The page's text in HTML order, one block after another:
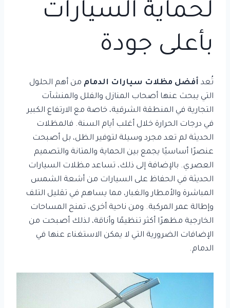
لحماية السيارات
بأعلى جودة
تُعد أفضل مظلات سيارات الدمام من أهم الحلول
التي يبحث عنها أصحاب المنازل والفلل والمنشآت
التجارية في المنطقة الشرقية، خاصة مع الارتفاع الكبير
في درجات الحرارة خلال أغلب أيام السنة. فالمظلات
الحديثة لم تعد مجرد وسيلة لتوفير الظل، بل أصبحت
عنصرًا أساسيًا يجمع بين الحماية والمتانة والتصميم
العصري. بالإضافة إلى ذلك، تساعد مظلات السيارات
الحديثة في الحفاظ على السيارات من أشعة الشمس
المباشرة والأمطار والغبار، مما يساهم في تقليل التلف
وإطالة عمر المركبة. ومن ناحية أخرى، تمنح المساحات
الخارجية مظهرًا أكثر تنظيمًا وأناقة، لذلك أصبحت من
الإضافات الضرورية التي لا يمكن الاستغناء عنها في
الدمام.